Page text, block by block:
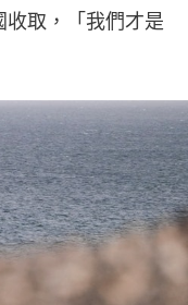
取，「我們才是